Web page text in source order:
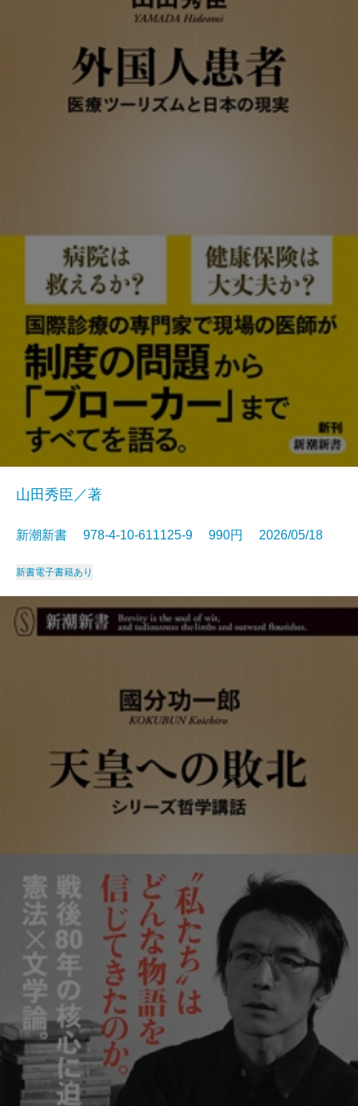
山田秀臣／著
新潮新書 978-4-10-611125-9 990円 2026/05/18
新書電子書籍あり